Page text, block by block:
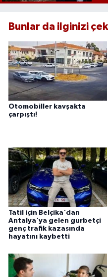
Bunlar da ilginizi
Otomobiller kavşakta
çarpıştı!
Tatil için Belçika'dan
Antalya'ya gelen gurbetçi
genç trafik kazasında
hayatını kaybetti